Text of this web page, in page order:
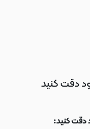
دقت کنید
کنید: